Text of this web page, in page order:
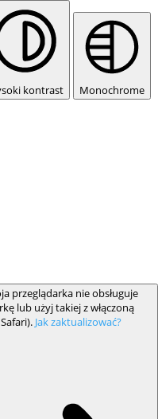
kontrast Monochrome
przeglądarka nie obsługuje
lub użyj takiej z włączoną
Jak zaktualizować?